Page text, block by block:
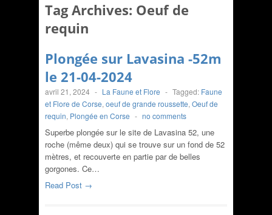
Tag Archives: Oeuf de
requin
Plongée sur Lavasina -52m
le 21-04-2024
avril 21, 2024 - La Faune et Flore - Tagged: Faune
et Flore de Corse, oeuf de grande roussette, Oeuf de
requin, Plongée en Corse - no comments
Superbe plongée sur le site de Lavasina 52, une
roche (même deux) qui se trouve sur un fond de 52
mètres, et recouverte en partie par de belles
gorgones. Ce…
Read Post →